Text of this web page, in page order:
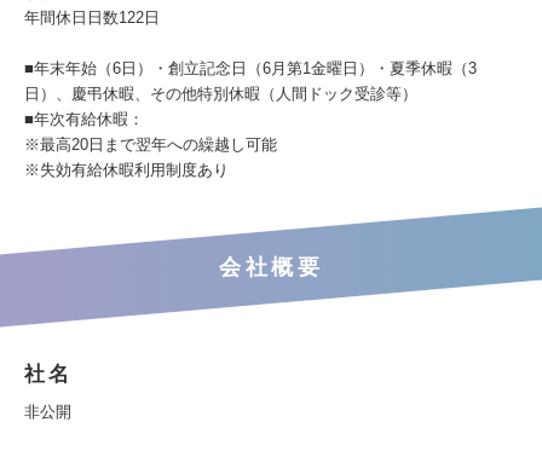
年間休日日数122日
■年末年始（6日）・創立記念日（6月第1金曜日）・夏季休暇（3
日）、慶弔休暇、その他特別休暇（人間ドック受診等）
■年次有給休暇：
※最高20日まで翌年への繰越し可能
※失効有給休暇利用制度あり
会社概要
社名
非公開